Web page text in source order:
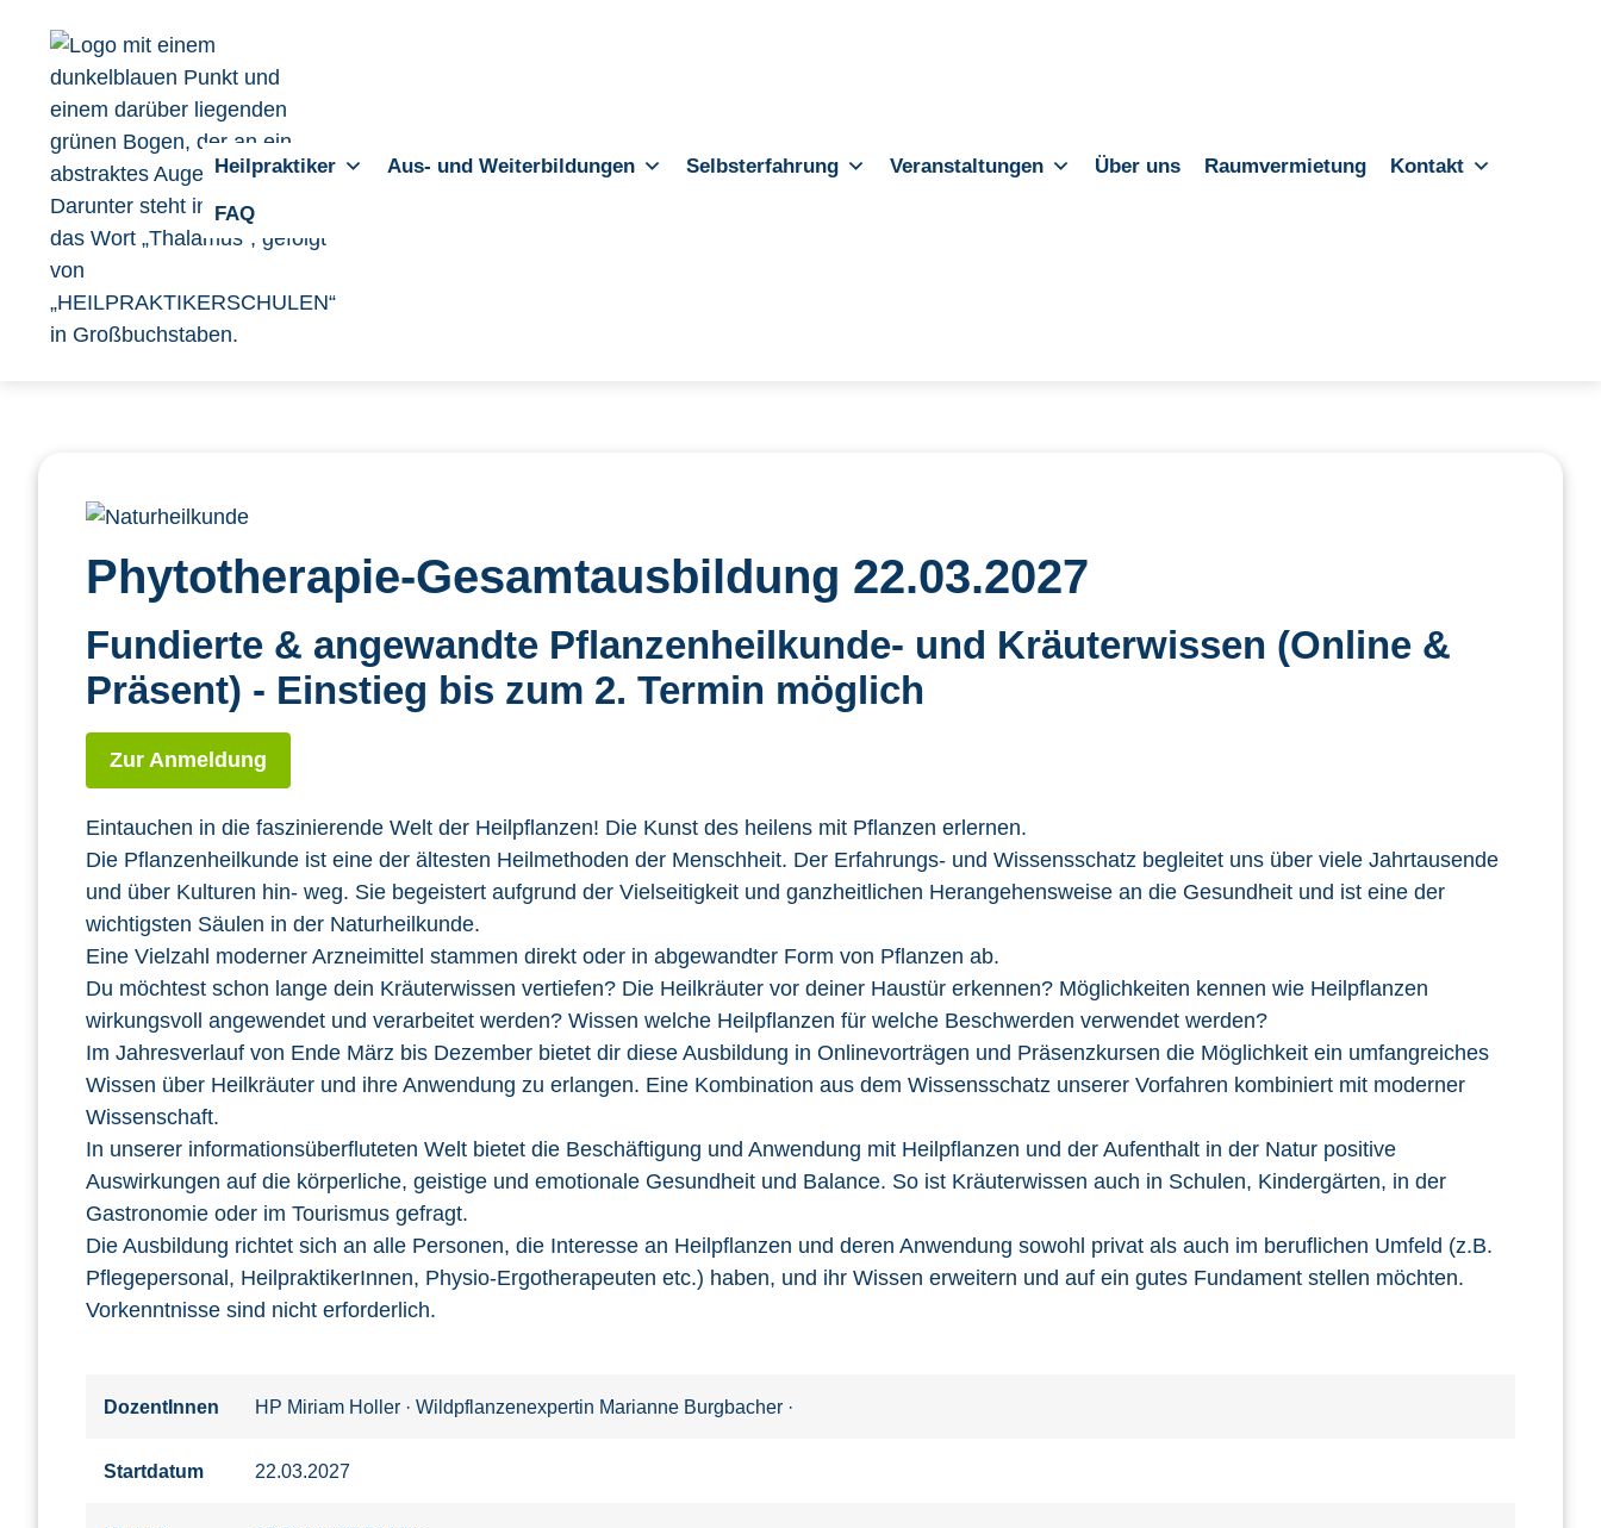
Heilpraktiker Aus- und Weiterbildungen Selbsterfahrung Veranstaltungen Über uns Raumvermietung Kontakt
FAQ
Phytotherapie-Gesamtausbildung 22.03.2027
Fundierte & angewandte Pflanzenheilkunde- und Kräuterwissen (Online &
Präsent) - Einstieg bis zum 2. Termin möglich
Zur Anmeldung
Eintauchen in die faszinierende Welt der Heilpflanzen! Die Kunst des heilens mit Pflanzen erlernen.
Die Pflanzenheilkunde ist eine der ältesten Heilmethoden der Menschheit. Der Erfahrungs- und Wissensschatz begleitet uns über viele Jahrtausende
und über Kulturen hin- weg. Sie begeistert aufgrund der Vielseitigkeit und ganzheitlichen Herangehensweise an die Gesundheit und ist eine der
wichtigsten Säulen in der Naturheilkunde.
Eine Vielzahl moderner Arzneimittel stammen direkt oder in abgewandter Form von Pflanzen ab.
Du möchtest schon lange dein Kräuterwissen vertiefen? Die Heilkräuter vor deiner Haustür erkennen? Möglichkeiten kennen wie Heilpflanzen
wirkungsvoll angewendet und verarbeitet werden? Wissen welche Heilpflanzen für welche Beschwerden verwendet werden?
Im Jahresverlauf von Ende März bis Dezember bietet dir diese Ausbildung in Onlinevorträgen und Präsenzkursen die Möglichkeit ein umfangreiches
Wissen über Heilkräuter und ihre Anwendung zu erlangen. Eine Kombination aus dem Wissensschatz unserer Vorfahren kombiniert mit moderner
Wissenschaft.
In unserer informationsüberfluteten Welt bietet die Beschäftigung und Anwendung mit Heilpflanzen und der Aufenthalt in der Natur positive
Auswirkungen auf die körperliche, geistige und emotionale Gesundheit und Balance. So ist Kräuterwissen auch in Schulen, Kindergärten, in der
Gastronomie oder im Tourismus gefragt.
Die Ausbildung richtet sich an alle Personen, die Interesse an Heilpflanzen und deren Anwendung sowohl privat als auch im beruflichen Umfeld (z.B.
Pflegepersonal, HeilpraktikerInnen, Physio-Ergotherapeuten etc.) haben, und ihr Wissen erweitern und auf ein gutes Fundament stellen möchten.
Vorkenntnisse sind nicht erforderlich.
DozentInnen HP Miriam Holler · Wildpflanzenexpertin Marianne Burgbacher ·
Startdatum 22.03.2027